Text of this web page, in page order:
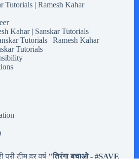
Tutorials | Ramesh Kahar
Kahar | Sanskar Tutorials
Tutorials | Ramesh Kahar
Tutorials
पूरी टीम हर वर्ष "तिरंगा बचाओ - #SAVE